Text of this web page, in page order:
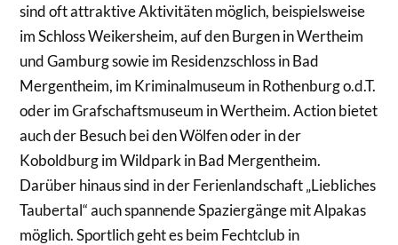
sind oft attraktive Aktivitäten möglich, beispielsweise
im Schloss Weikersheim, auf den Burgen in Wertheim
und Gamburg sowie im Residenzschloss in Bad
Mergentheim, im Kriminalmuseum in Rothenburg o.d.T.
oder im Grafschaftsmuseum in Wertheim. Action bietet
auch der Besuch bei den Wölfen oder in der
Koboldburg im Wildpark in Bad Mergentheim.
Darüber hinaus sind in der Ferienlandschaft „Liebliches
Taubertal“ auch spannende Spaziergänge mit Alpakas
möglich. Sportlich geht es beim Fechtclub in